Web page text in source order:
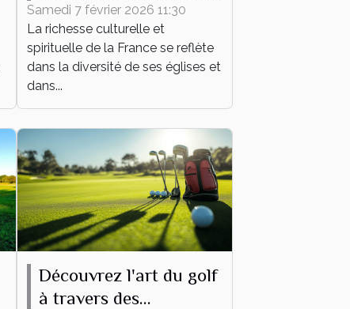
travers leurs messes
Samedi 7 février 2026 11:30
La richesse culturelle et
spirituelle de la France se reflète
dans la diversité de ses églises et
dans...
Découvrez l'art du golf
à travers des